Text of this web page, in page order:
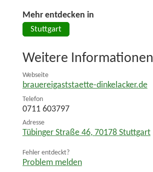
Mehr entdecken in
Stuttgart
Weitere Informationen
Webseite
brauereigaststaette-dinkelacker.de
Telefon
0711 603797
Adresse
Tübinger Straße 46, 70178 Stuttgart
Fehler entdeckt?
Problem melden